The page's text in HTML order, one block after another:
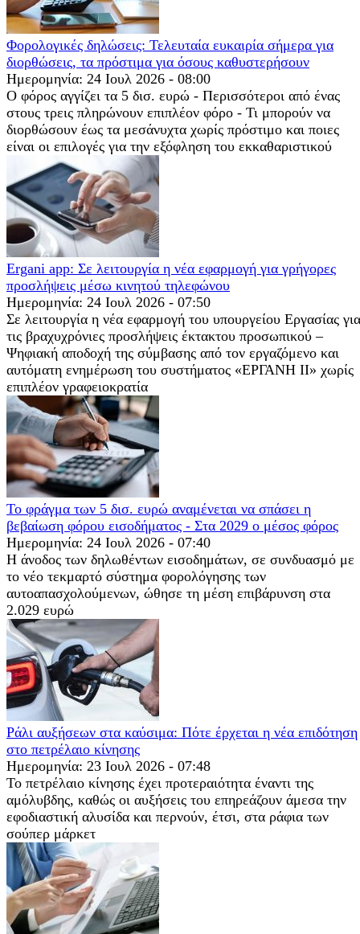
Φορολογικές δηλώσεις: Τελευταία ευκαιρία σήμερα για
διορθώσεις, τα πρόστιμα για όσους καθυστερήσουν
Ημερομηνία: 24 Ιουλ 2026 - 08:00
Ο φόρος αγγίζει τα 5 δισ. ευρώ - Περισσότεροι από ένας
στους τρεις πληρώνουν επιπλέον φόρο - Τι μπορούν να
διορθώσουν έως τα μεσάνυχτα χωρίς πρόστιμο και ποιες
είναι οι επιλογές για την εξόφληση του εκκαθαριστικού
Ergani app: Σε λειτουργία η νέα εφαρμογή για γρήγορες
προσλήψεις μέσω κινητού τηλεφώνου
Ημερομηνία: 24 Ιουλ 2026 - 07:50
Σε λειτουργία η νέα εφαρμογή του υπουργείου Εργασίας για
τις βραχυχρόνιες προσλήψεις έκτακτου προσωπικού –
Ψηφιακή αποδοχή της σύμβασης από τον εργαζόμενο και
αυτόματη ενημέρωση του συστήματος «ΕΡΓΑΝΗ ΙΙ» χωρίς
επιπλέον γραφειοκρατία
Το φράγμα των 5 δισ. ευρώ αναμένεται να σπάσει η
βεβαίωση φόρου εισοδήματος - Στα 2029 ο μέσος φόρος
Ημερομηνία: 24 Ιουλ 2026 - 07:40
Η άνοδος των δηλωθέντων εισοδημάτων, σε συνδυασμό με
το νέο τεκμαρτό σύστημα φορολόγησης των
αυτοαπασχολούμενων, ώθησε τη μέση επιβάρυνση στα
2.029 ευρώ
Ράλι αυξήσεων στα καύσιμα: Πότε έρχεται η νέα επιδότηση
στο πετρέλαιο κίνησης
Ημερομηνία: 23 Ιουλ 2026 - 07:48
Το πετρέλαιο κίνησης έχει προτεραιότητα έναντι της
αμόλυβδης, καθώς οι αυξήσεις του επηρεάζουν άμεσα την
εφοδιαστική αλυσίδα και περνούν, έτσι, στα ράφια των
σούπερ μάρκετ